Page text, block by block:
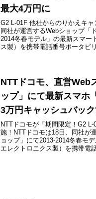
最大4万円に
G2 L-01F 他社からのりかえキャ
同社が運営するWebショップ「
2014冬春モデル」の最新スマー
ス製）を携帯電話番号ポータビ
り換えで購入すると毎月の利用
クする「期間限定！G2 L-01F
NTTドコモ、直営Web
ップ」にて最新スマホ
3万円キャッシュバッ
NTTドコモが「期間限定！G2
施！NTTドコモは18日、同社が
ョップ」にて2013-2014冬春モ
エレクトロニクス製）を携帯電